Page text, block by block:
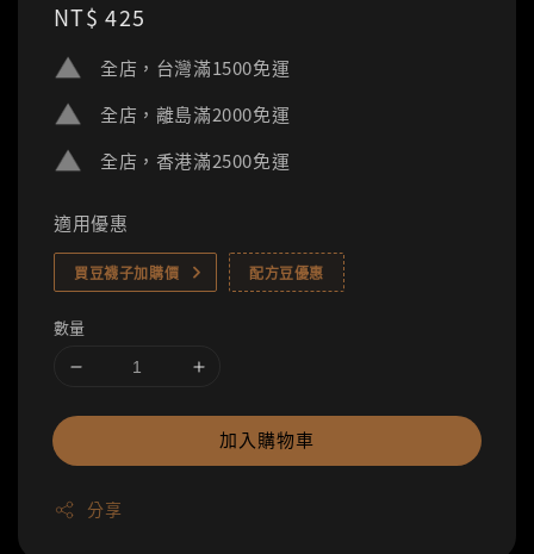
Regular
NT$ 425
全店，台灣滿1500免運
全店，離島滿2000免運
全店，香港滿2500免運
適用優惠
買豆襪子加購價 配方豆優惠
數量
加入購物車
分享